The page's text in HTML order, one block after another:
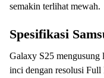
semakin terlihat mewah.
Spesifikasi
Galaxy S25
inci dengan resolusi